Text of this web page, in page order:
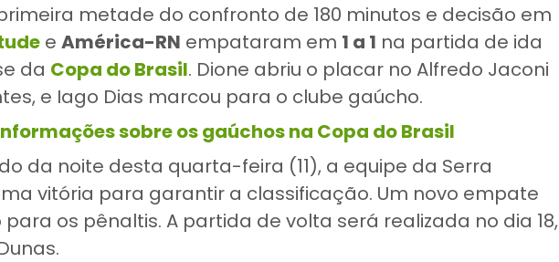
metade do confronto de 180 minutos e decisão em
e América-RN empataram em 1 a 1 na partida de ida
da Copa do Brasil. Dione abriu o placar no Alfredo Jaconi
e Iago Dias marcou para o clube gaúcho.
sobre os gaúchos na Copa do Brasil
da noite desta quarta-feira (11), a equipe da Serra
vitória para garantir a classificação. Um novo empate
os pênaltis. A partida de volta será realizada no dia 18,